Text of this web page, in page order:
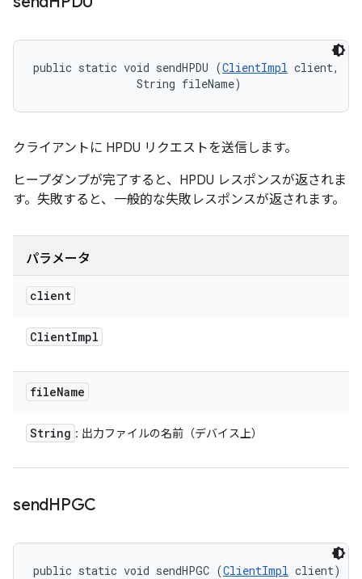
public static void sendHPDU (ClientImpl client,
                String fileName)
クライアントに HPDU リクエストを送信します。
ヒープダンプが完了すると、HPDU レスポンスが返されま
す。失敗すると、一般的な失敗レスポンスが返されます。
パラメータ
client
ClientImpl
fileName
String : 出力ファイルの名前（デバイス上）
sendHPGC
public static void sendHPGC (ClientImpl client)